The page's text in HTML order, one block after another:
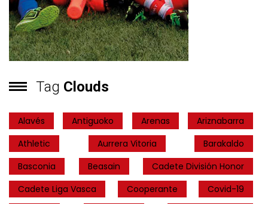
Tag Clouds
Alavés Antiguoko Arenas
Ariznabarra
Athletic
Aurrera Vitoria
Barakaldo
Basconia
Beasain
Cadete División Honor
Cadete Liga Vasca
Cooperante
Covid-19